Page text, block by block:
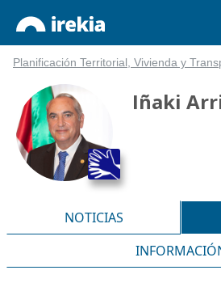
Planificación Territorial, Vivienda y
Iñaki
NOTICIAS